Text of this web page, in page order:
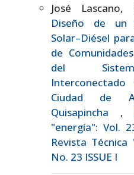
José
Diseño de un
Solar–Diésel
de
del
Ciudad de
Quisapincha ,
"energía": Vol.
Revista Técnica
No. 23 ISSUE I